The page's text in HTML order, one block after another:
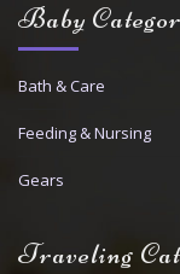
Baby
Bath & Care
Feeding & Nursing
Gears
Traveling